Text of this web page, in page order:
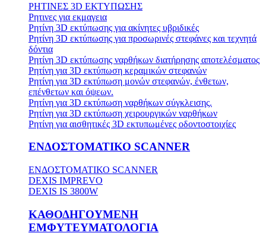
ΡΗΤΙΝΕΣ 3D ΕΚΤΥΠΩΣΗΣ
Ρητινες για εκμαγεια
Ρητίνη 3D εκτύπωσης για ακίνητες υβριδικές
Ρητίνη 3D εκτύπωσης για προσωρινές στεφάνες και τεχνητά
δόντια
Ρητίνη 3D εκτύπωσης ναρθήκων διατήρησης αποτελέσματος
Ρητίνη για 3D εκτύπωση κεραμικών στεφανών
Ρητίνη για 3D εκτύπωση μονών στεφανών, ένθετων,
επένθετων και όψεων.
Ρητίνη για 3D εκτύπωση ναρθήκων σύγκλεισης.
Ρητίνη για 3D εκτύπωση χειρουργικών ναρθήκων
Ρητίνη για αισθητικές 3D εκτυπωμένες οδοντοστοιχίες
ΕΝΔΟΣΤΟΜΑΤΙΚΟ SCANNER
ΕΝΔΟΣΤΟΜΑΤΙΚΟ SCANNER
DEXIS IMPREVO
DEXIS IS 3800W
ΚΑΘΟΔΗΓΟΥΜΕΝΗ
ΕΜΦΥΤΕΥΜΑΤΟΛΟΓΙΑ